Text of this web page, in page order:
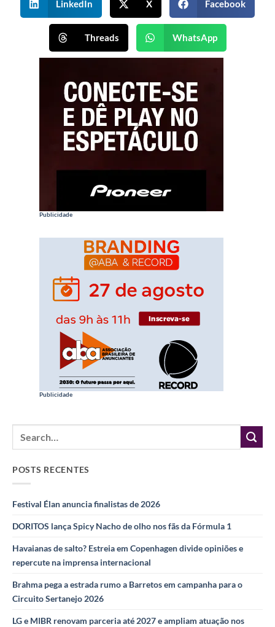
LinkedIn X Facebook
Threads WhatsApp
Publicidade
Publicidade
POSTS RECENTES
Festival Élan anuncia finalistas de 2026
DORITOS lança Spicy Nacho de olho nos fãs da Fórmula 1
Havaianas de salto? Estreia em Copenhagen divide opiniões e
repercute na imprensa internacional
Brahma pega a estrada rumo a Barretos em campanha para o
Circuito Sertanejo 2026
LG e MIBR renovam parceria até 2027 e ampliam atuação nos